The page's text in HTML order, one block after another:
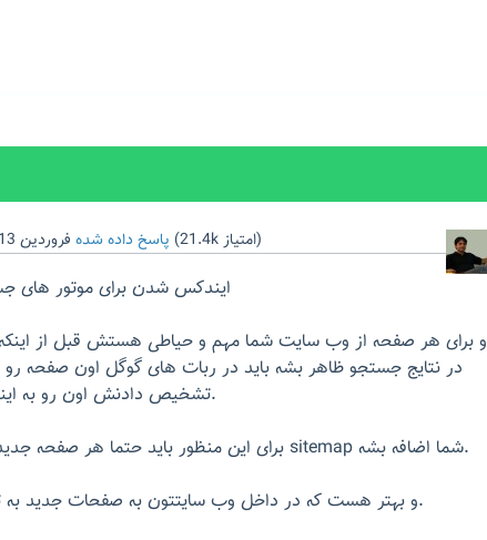
پاسخ داده شده فروردین 13, 1397 ( 21.4k امتیاز)
ایندکس شدن برای موتور های
و برای هر صفحه از وب سایت شما مهم و حیاطی هستش قبل از
در نتایج جستجو ظاهر بشه باید در ربات های گوگل اون صفحه
تشخیص دادنش اون رو به ایندکس خودشون اضافه کنن.
برای این منظور باید حتما هر صفحه جدید و یا ویرایش جدید شما به sitemap شما اضافه بشه.
و بهتر هست که در داخل وب سایتتون به صفحات جدید به تعداد کافی لینک داده بشه.